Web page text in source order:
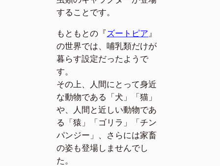
することです。
もともとの『 ズートピア 』
の世界では、哺乳類だけが
暮らす設定だったようで
す。
その上、人間にとって身近
な動物である「犬」「猫」
や、人間と近しい動物であ
る「猿」「ゴリラ」「チン
パンジー」、さらには家畜
の姿も登場しませんでし
た。